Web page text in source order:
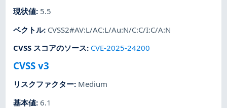
現状値: 5.5
ベクトル: CVSS2#AV:L/AC:L/Au:N/C:C/I:C/A:N
CVSS スコアのソース: CVE-2025-24200
CVSS v3
リスクファクター: Medium
基本値:6.1